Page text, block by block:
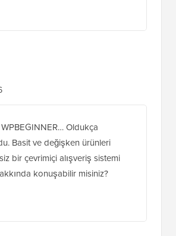
Oldukça
Basit ve değişken ürünleri
bir çevrimiçi alışveriş sistemi
konuşabilir misiniz?